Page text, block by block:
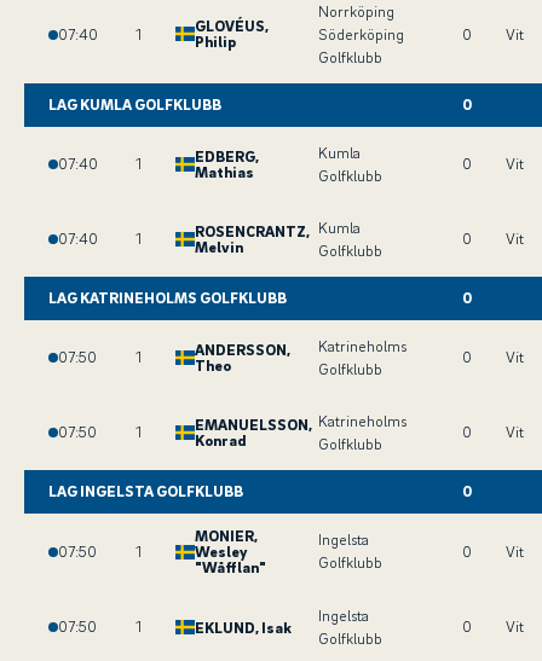
07:40 1 GLOVÉUS,
Philip
Norrköping
Söderköping
Golfklubb
0 Vit
LAG KUMLA GOLFKLUBB 0
07:40 1 EDBERG,
Mathias
Kumla
Golfklubb
0 Vit
07:40 1 ROSENCRANTZ,
Melvin
Kumla
Golfklubb
0 Vit
LAG KATRINEHOLMS GOLFKLUBB 0
07:50 1 ANDERSSON,
Theo
Katrineholms
Golfklubb
0 Vit
07:50 1 EMANUELSSON,
Konrad
Katrineholms
Golfklubb
0 Vit
LAG INGELSTA GOLFKLUBB 0
07:50 1
MONIER,
Wesley
"Wåfflan"
Ingelsta
Golfklubb
0 Vit
07:50 1 EKLUND, Isak
Ingelsta
Golfklubb
0 Vit